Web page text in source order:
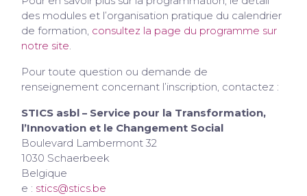
des modules et l’organisation pratique du calendrier
de formation, consultez la page du programme sur
notre site.
Pour toute question ou demande de
renseignement concernant l’inscription, contactez :
STICS asbl – Service pour la Transformation,
l’Innovation et le Changement Social
Boulevard Lambermont 32
1030 Schaerbeek
Belgique
e : stics@stics.be